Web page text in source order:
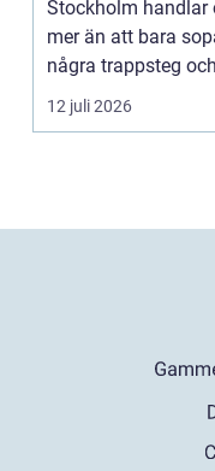
Stockholm handlar
mer än att bara
några trappsteg och
torka en...
12 juli 2026